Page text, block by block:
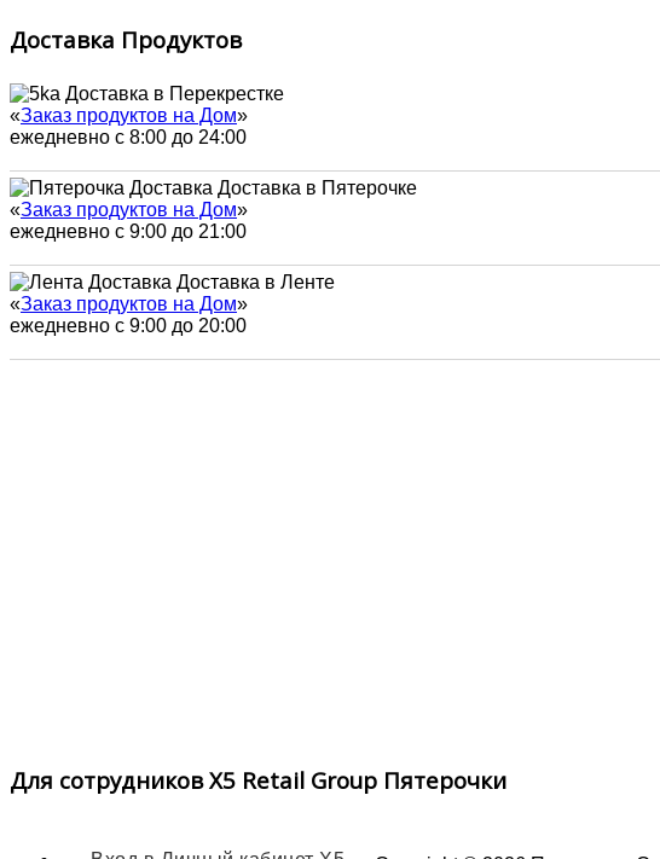
Доставка Продуктов
Доставка в Перекрестке
«Заказ продуктов на Дом»
ежедневно с 8:00 до 24:00
Доставка в Пятерочке
«Заказ продуктов на Дом»
ежедневно с 9:00 до 21:00
Доставка в Ленте
«Заказ продуктов на Дом»
ежедневно с 9:00 до 20:00
Для сотрудников X5 Retail Group Пятерочки